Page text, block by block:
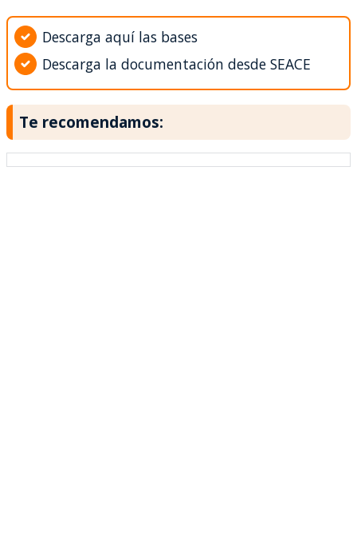
Descarga aquí las bases
Descarga la documentación desde SEACE
Te recomendamos: